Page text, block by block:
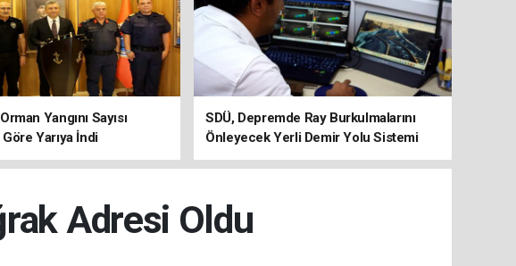
Yangını Sayısı
Göre Yarıya İndi
SDÜ, Depremde Ray Burkulmalarını
Önleyecek Yerli Demir Yolu Sistemi
Geliştiriyor
Adresi Oldu